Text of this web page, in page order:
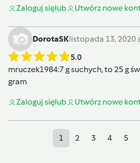
Zaloguj sięlub Utwórz nowe
DorotaSKlistopada 13, 2020
5.0
mruczek1984:7 g suchych, to 25 g
gram
Zaloguj sięlub Utwórz nowe
1 2 3 4 5